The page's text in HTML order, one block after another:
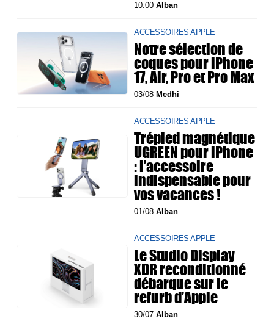
10:00Alban
ACCESSOIRES APPLE
Notre sélection de
coques pour iPhone
17, Air, Pro et Pro Max
03/08 Medhi
ACCESSOIRES APPLE
Trépied magnétique
UGREEN pour iPhone
: l’accessoire
indispensable pour
vos vacances !
01/08Alban
ACCESSOIRES APPLE
Le Studio Display
XDR reconditionné
débarque sur le
refurb d’Apple
30/07Alban